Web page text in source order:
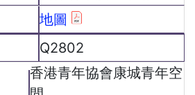
地圖
Q2802
香港青年協會康城青年空